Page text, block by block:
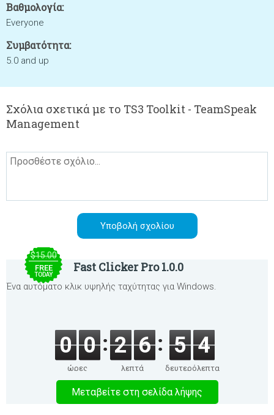
Βαθμολογία:
Everyone
Συμβατότητα:
5.0 and up
Σχόλια σχετικά με το TS3 Toolkit - TeamSpeak
Management
$15.00
FREE
TODAY
Fast Clicker Pro 1.0.0
Ένα αυτόματο κλικ υψηλής ταχύτητας για Windows.
0 0
ώρες
2 6
λεπτά
5 4
δευτερόλεπτα
Μεταβείτε στη σελίδα λήψης